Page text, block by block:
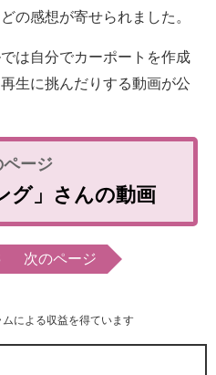
の感想が寄せられました。
は自分でカーポートを作成
生に挑んだりする動画が公
グ」さんの動画
次のページ
による収益を得ています